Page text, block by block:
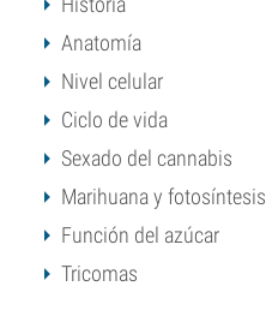
Anatomía
Nivel celular
Ciclo de vida
Sexado del cannabis
Marihuana y fotosíntesis
Función del azúcar
Tricomas